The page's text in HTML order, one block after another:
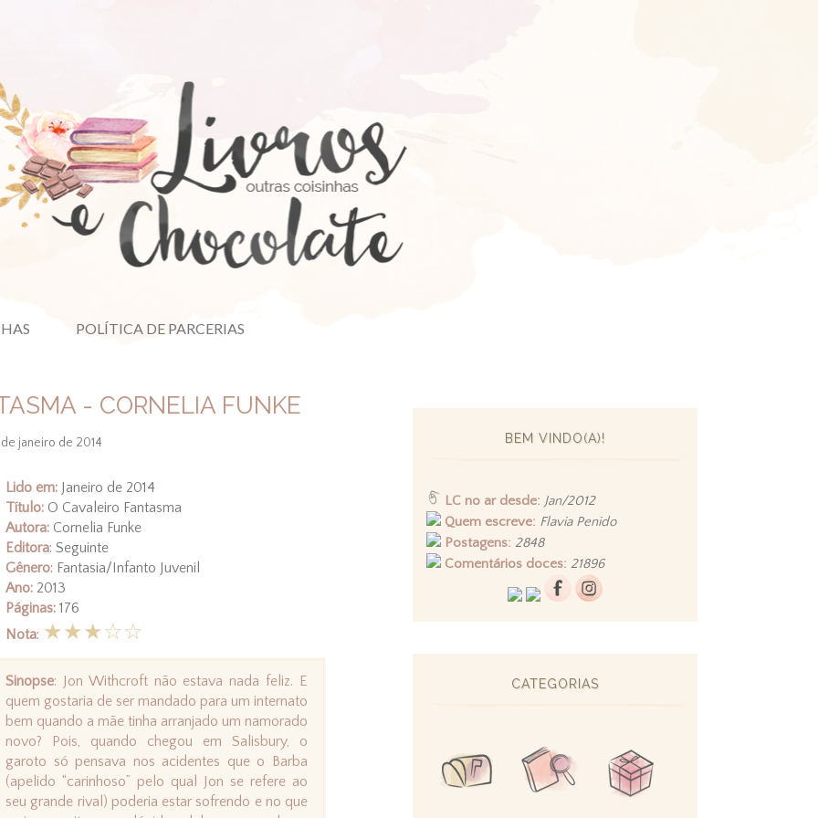
POLÍTICA DE PARCERIAS
- CORNELIA FUNKE
janeiro de 2014
Lido em: Janeiro de 2014
Título: O Cavaleiro Fantasma
Autora: Cornelia Funke
Editora: Seguinte
Gênero: Fantasia/Infanto Juvenil
Ano: 2013
Páginas: 176
Nota: ★★★☆☆
Sinopse: Jon Withcroft não estava nada feliz. E
quem gostaria de ser mandado para um internato
bem quando a mãe tinha arranjado um namorado
novo? Pois, quando chegou em Salisbury, o
garoto só pensava nos acidentes que o Barba
(apelido “carinhoso” pelo qual Jon se refere ao
seu grande rival) poderia estar sofrendo e no que
BEM VINDO(A)!
LC no ar desde: Jan/2012
Quem escreve: Flavia Penido
Postagens: 2848
Comentários doces: 21896
CATEGORIAS